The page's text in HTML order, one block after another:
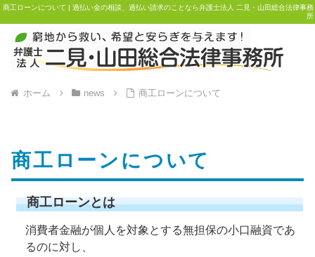
商工ローンについて | 過払い金の相談、過払い請求のことなら弁護士法人 二見・山田総合法律事務
所
ホーム news 商工ローンについて
商工ローンについて
商工ローンとは
消費者金融が個人を対象とする無担保の小口融資であ
るのに対し、